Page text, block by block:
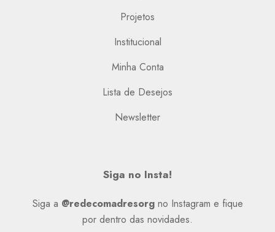
Projetos
Institucional
Minha Conta
Lista de Desejos
Newsletter
Siga no Insta!
Siga a @redecomadresorg no Instagram e fique
por dentro das novidades.